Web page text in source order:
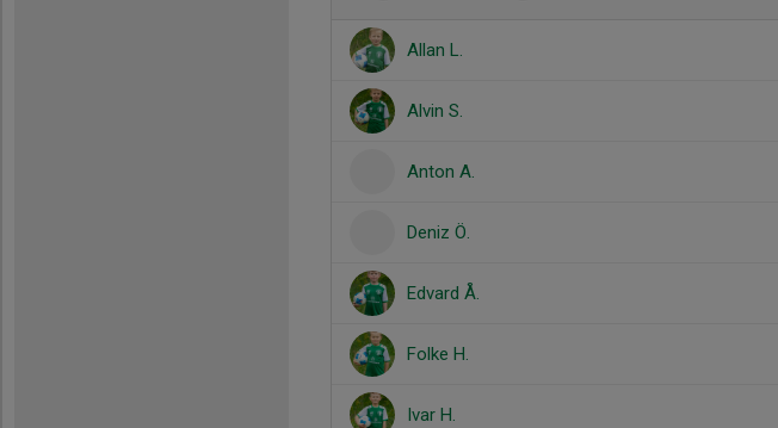
Allan L.
Alvin S.
Anton A.
Deniz Ö.
Edvard Å.
Folke H.
Ivar H.